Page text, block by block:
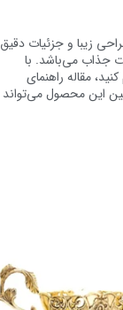
زیبا و جزئیات دقیق
جذاب ‌می‌باشد. با
کنید، مقاله راهنمای
همچنین این محصول می‌تواند